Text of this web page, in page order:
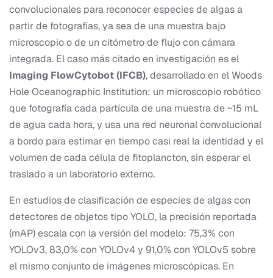
convolucionales para reconocer especies de algas a
partir de fotografías, ya sea de una muestra bajo
microscopio o de un citómetro de flujo con cámara
integrada. El caso más citado en investigación es el
Imaging FlowCytobot (IFCB), desarrollado en el Woods
Hole Oceanographic Institution: un microscopio robótico
que fotografía cada partícula de una muestra de ~15 mL
de agua cada hora, y usa una red neuronal convolucional
a bordo para estimar en tiempo casi real la identidad y el
volumen de cada célula de fitoplancton, sin esperar el
traslado a un laboratorio externo.
En estudios de clasificación de especies de algas con
detectores de objetos tipo YOLO, la precisión reportada
(mAP) escala con la versión del modelo: 75,3% con
YOLOv3, 83,0% con YOLOv4 y 91,0% con YOLOv5 sobre
el mismo conjunto de imágenes microscópicas. En